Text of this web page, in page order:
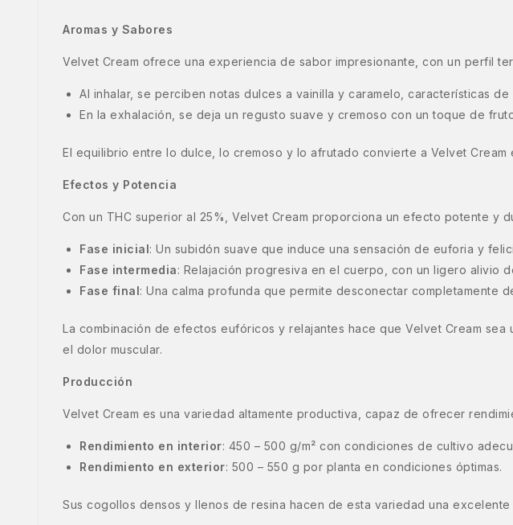
Aromas y Sabores
Velvet Cream ofrece una experiencia de sabor impresionante, con un perfil
Al inhalar, se perciben notas dulces a vainilla y caramelo, características de
En la exhalación, se deja un regusto suave y cremoso con un toque de
El equilibrio entre lo dulce, lo cremoso y lo afrutado convierte a Velvet
Efectos y Potencia
Con un THC superior al 25%, Velvet Cream proporciona un efecto potente y
Fase inicial: Un subidón suave que induce una sensación de euforia y
Fase intermedia: Relajación progresiva en el cuerpo, con un ligero alivio
Fase final: Una calma profunda que permite desconectar completamente
La combinación de efectos eufóricos y relajantes hace que Velvet Cream
el dolor muscular.
Producción
Velvet Cream es una variedad altamente productiva, capaz de ofrecer
Rendimiento en interior: 450 – 500 g/m² con condiciones de cultivo
Rendimiento en exterior: 500 – 550 g por planta en condiciones óptimas.
Sus cogollos densos y llenos de resina hacen de esta variedad una